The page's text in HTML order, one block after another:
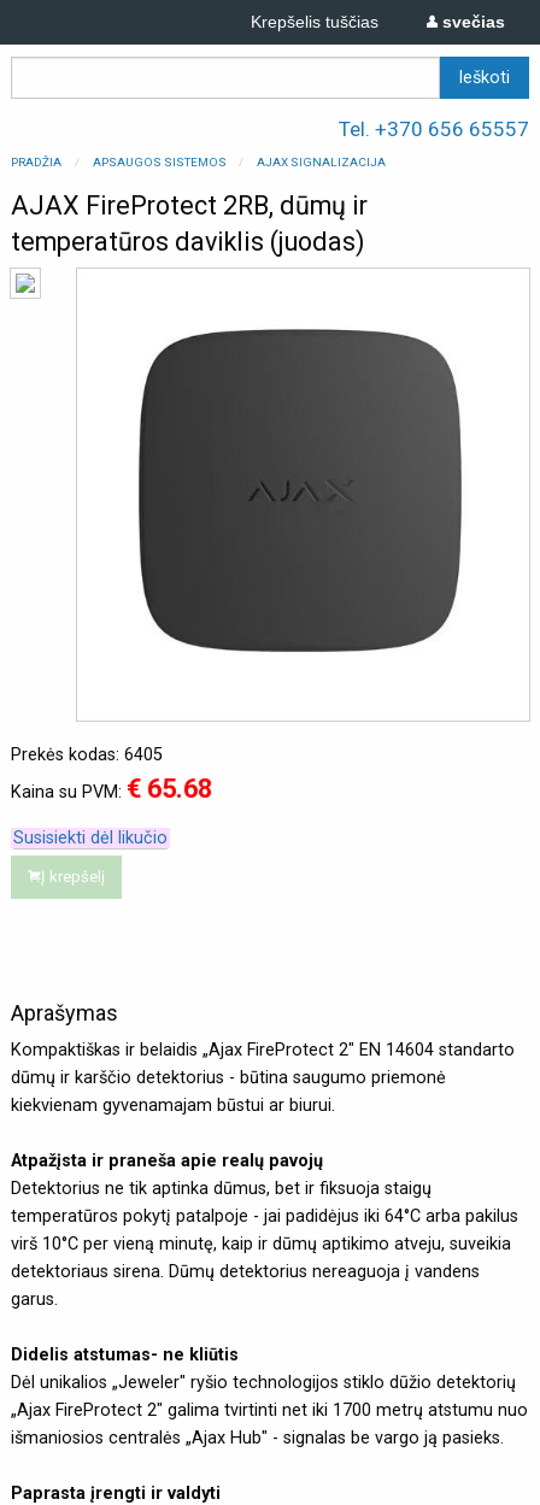
svečias
Krepšelis tuščias
Tel. +370 656 65557
PRADŽIA APSAUGOS SISTEMOS AJAX SIGNALIZACIJA
AJAX FireProtect 2RB, dūmų ir
temperatūros daviklis (juodas)
Prekės kodas: 6405
Kaina su PVM: € 65.68
Susisiekti dėl likučio
Į krepšelį
Aprašymas
Kompaktiškas ir belaidis „Ajax FireProtect 2" EN 14604 standarto
dūmų ir karščio detektorius - būtina saugumo priemonė
kiekvienam gyvenamajam būstui ar biurui.
Atpažįsta ir praneša apie realų pavojų
Detektorius ne tik aptinka dūmus, bet ir fiksuoja staigų
temperatūros pokytį patalpoje - jai padidėjus iki 64°C arba pakilus
virš 10°C per vieną minutę, kaip ir dūmų aptikimo atveju, suveikia
detektoriaus sirena. Dūmų detektorius nereaguoja į vandens
garus.
Didelis atstumas- ne kliūtis
Dėl unikalios „Jeweler" ryšio technologijos stiklo dūžio detektorių
„Ajax FireProtect 2" galima tvirtinti net iki 1700 metrų atstumu nuo
išmaniosios centralės „Ajax Hub" - signalas be vargo ją pasieks.
Paprasta įrengti ir valdyti